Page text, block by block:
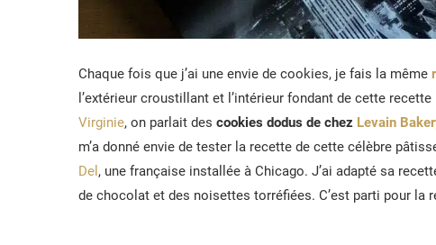
Chaque fois que j’ai une envie de cookies, je fais la même
l’extérieur croustillant et l’intérieur fondant de cette
Virginie, on parlait des cookies dodus de chez Levain
m’a donné envie de tester la recette de cette célèbre
Del , une française installée à Chicago. J’ai adapté sa
de chocolat et des noisettes torréfiées. C’est parti pour la